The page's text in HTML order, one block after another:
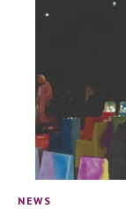
NEWS